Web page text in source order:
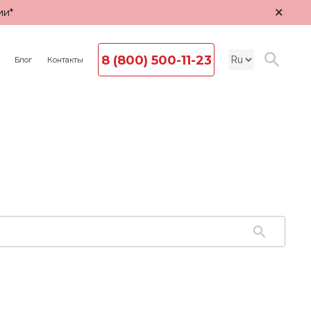
×
Блог Контакты 8 (800) 500-11-23